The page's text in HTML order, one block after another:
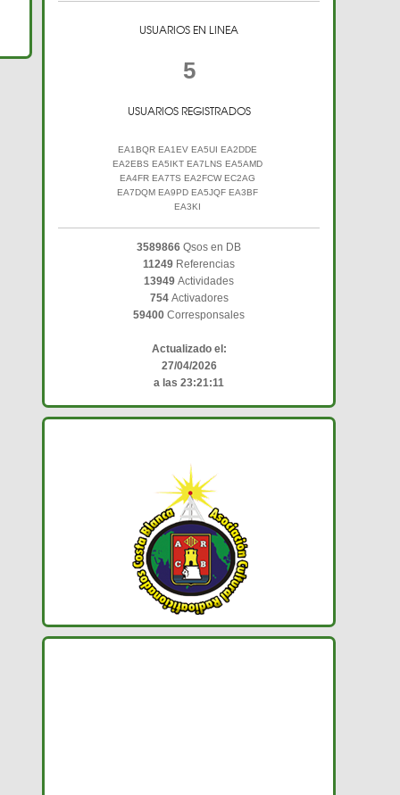
USUARIOS EN LINEA
5
USUARIOS REGISTRADOS
EA1BQR EA1EV EA5UI EA2DDE
EA2EBS EA5IKT EA7LNS EA5AMD
EA4FR EA7TS EA2FCW EC2AG
EA7DQM EA9PD EA5JQF EA3BF
EA3KI
3589866 Qsos en DB
11249 Referencias
13949 Actividades
754Activadores
59400 Corresponsales
Actualizado el:
27/04/2026
a las 23:21:11